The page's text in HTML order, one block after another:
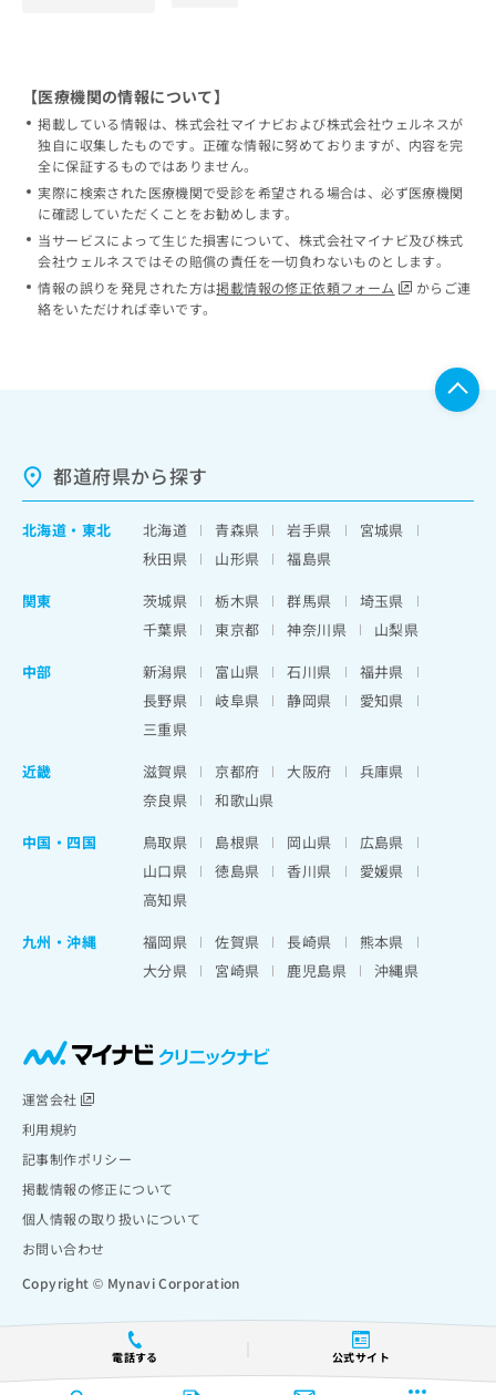
電話する 公式サイト
【医療機関の情報について】
掲載している情報は、株式会社マイナビおよび株式会社ウェルネスが
独自に収集したものです。正確な情報に努めておりますが、内容を完
全に保証するものではありません。
実際に検索された医療機関で受診を希望される場合は、必ず医療機関
に確認していただくことをお勧めします。
当サービスによって生じた損害について、株式会社マイナビ及び株式
会社ウェルネスではその賠償の責任を一切負わないものとします。
情報の誤りを発見された方は掲載情報の修正依頼フォーム
からご連
絡をいただければ幸いです。
都道府県から探す
北海道 ・ 東北 北海道 青森県 岩手県
宮城県
秋田県
山形県
福島県
関東
茨城県 栃木県 群馬県
埼玉県
千葉県
東京都 神奈川県
山梨県
中部
新潟県 富山県 石川県
福井県
長野県
岐阜県 静岡県
愛知県
三重県
近畿
滋賀県 京都府 大阪府
兵庫県
奈良県
和歌山県
中国・四国
鳥取県 島根県 岡山県
広島県
山口県
徳島県 香川県
愛媛県
高知県
九州・沖縄
福岡県 佐賀県 長崎県
熊本県
大分県
宮崎県 鹿児島県 沖縄県
運営会社
利用規約
記事制作ポリシー
掲載情報の修正について
個人情報の取り扱いについて
お問い合わせ
Copyright © Mynavi Corporation